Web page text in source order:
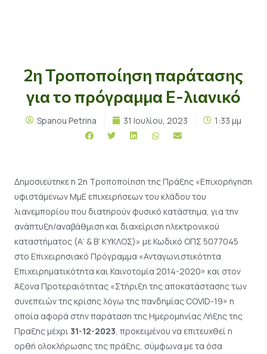
2η Τροποποίηση παράτασης
για το πρόγραμμα Ε-λιανικό
Spanou Petrina 31 Ιουλίου, 2023 1:33 μμ
Δημοσιεύτηκε η 2η Τροποποίηση της Πράξης «Επιχορήγηση
υφιστάμενων ΜμΕ επιχειρήσεων του κλάδου του
λιανεμπορίου που διατηρούν φυσικό κατάστημα, για την
ανάπτυξη/αναβάθμιση και διαχείριση ηλεκτρονικού
καταστήματος (Α’ & Β’ ΚΥΚΛΟΣ)» με Κωδικό ΟΠΣ 5077045
στο Επιχειρησιακό Πρόγραμμα «Ανταγωνιστικότητα
Επιχειρηματικότητα και Καινοτομία 2014-2020» και στον
Άξονα Προτεραιότητας «Στήριξη της αποκατάστασης των
συνεπειών της κρίσης λόγω της πανδημίας COVID-19» η
οποία αφορά στην παράταση της Ημερομηνίας Λήξης της
Πραξης μέχρι 31-12-2023 , προκειμένου να επιτευχθεί η
ορθή ολοκλήρωσης της πράξης, σύμφωνα με τα όσα